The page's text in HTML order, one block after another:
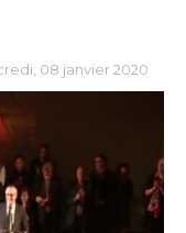
08 janvier 2020